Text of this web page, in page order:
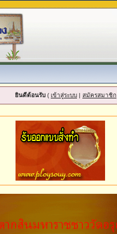
ยินดีต้อนรับ ( เข้าสู่ระบบ | สมัครสมาชิก